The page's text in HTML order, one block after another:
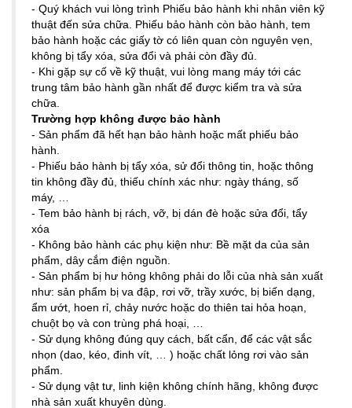
- Quý khách vui lòng trình Phiếu bảo hành khi nhân viên kỹ
thuật đến sửa chữa. Phiếu bảo hành còn bảo hành, tem
bảo hành hoặc các giấy tờ có liên quan còn nguyên vẹn,
không bị tẩy xóa, sửa đổi và phải còn đầy đủ.
- Khi gặp sự cố về kỹ thuật, vui lòng mang máy tới các
trung tâm bảo hành gần nhất để được kiểm tra và sửa
chữa.
Trường hợp không được bảo hành
- Sản phẩm đã hết hạn bảo hành hoặc mất phiếu bảo
hành.
- Phiếu bảo hành bị tẩy xóa, sử đổi thông tin, hoặc thông
tin không đầy đủ, thiếu chính xác như: ngày tháng, số
máy, …
- Tem bảo hành bị rách, vỡ, bị dán đè hoặc sửa đổi, tẩy
xóa
- Không bảo hành các phụ kiện như: Bề mặt da của sản
phẩm, dây cắm điện nguồn.
- Sản phẩm bị hư hỏng không phải do lỗi của nhà sản xuất
như: sản phẩm bị va đập, rơi vỡ, trầy xước, bị biến dạng,
ẩm ướt, hoen rỉ, chảy nước hoặc do thiên tai hỏa hoạn,
chuột bọ và con trùng phá hoại, …
- Sử dụng không đúng quy cách, bất cẩn, để các vật sắc
nhọn (dao, kéo, đinh vít, … ) hoặc chất lỏng rơi vào sản
phẩm.
- Sử dụng vật tư, linh kiện không chính hãng, không được
nhà sản xuất khuyên dùng.